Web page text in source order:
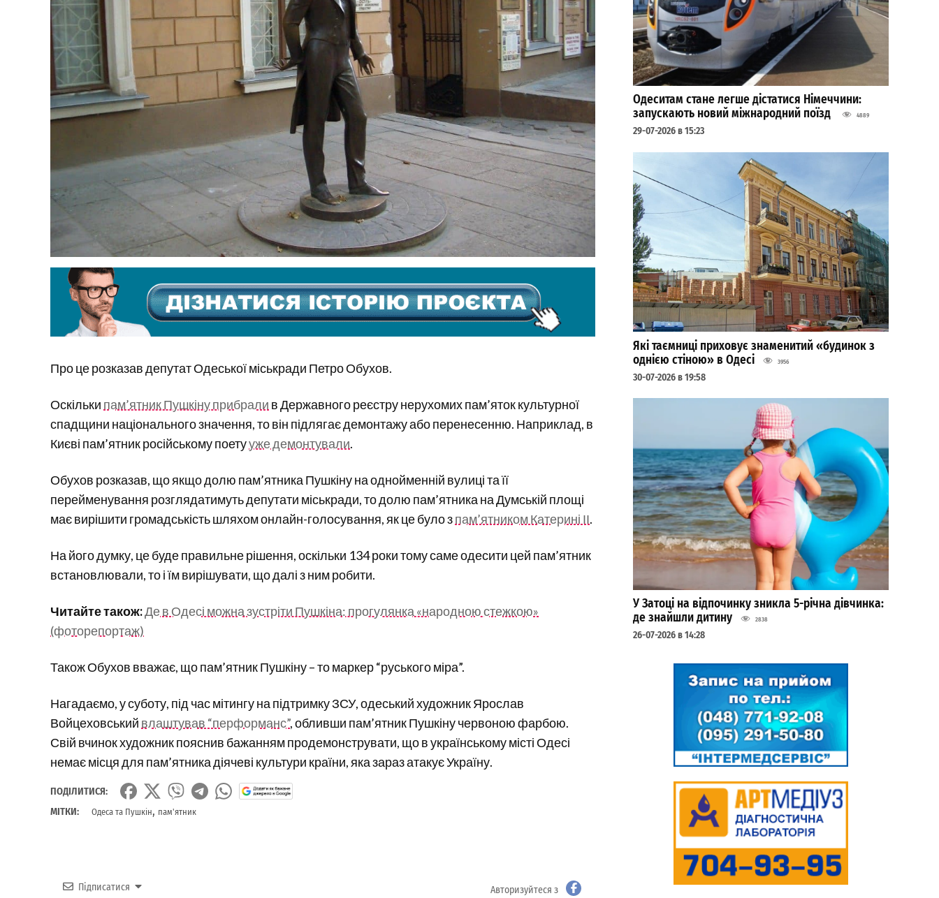
Про це розказав депутат Одеської міськради Петро Обухов.
Оскільки пам’ятник Пушкіну прибрали в Державного реєстру нерухомих пам’яток культурної
спадщини національного значення, то він підлягає демонтажу або перенесенню. Наприклад, в
Києві пам’ятник російському поетууже демонтували.
Обухов розказав, що якщо долю пам’ятника Пушкіну на однойменній вулиці та її
перейменування розглядатимуть депутати міськради, то долю пам’ятника на Думській площі
має вирішити громадськість шляхом онлайн-голосування, як це було зпам’ятником Катерині ІІ.
На його думку, це буде правильне рішення, оскільки 134 роки тому саме одесити цей пам’ятник
встановлювали, то і їм вирішувати, що далі з ним робити.
Читайте також:Де в Одесі можна зустріти Пушкіна: прогулянка «народною стежкою»
(фоторепортаж)
Також Обухов вважає, що пам’ятник Пушкіну – то маркер “руського міра”.
Нагадаємо, у суботу, під час мітингу на підтримку ЗСУ, одеський художник Ярослав
Войцеховський влаштував “перформанс”, обливши пам’ятник Пушкіну червоною фарбою.
Свій вчинок художник пояснив бажанням продемонструвати, що в українському місті Одесі
немає місця для пам’ятника діячеві культури країни, яка зараз атакує Україну.
ПОДІЛИТИСЯ:
МІТКИ:
Одеса та Пушкін, пам'ятник
Підписатися Авторизуйтеся з
Одеситам стане легше дістатися Німеччини:
запускають новий міжнародний поїзд
4889
29-07-2026 в 15:23
Які таємниці приховує знаменитий «будинок з
однією стіною» в Одесі
3956
30-07-2026 в 19:58
У Затоці на відпочинку зникла 5-річна дівчинка:
де знайшли дитину
2838
26-07-2026 в 14:28